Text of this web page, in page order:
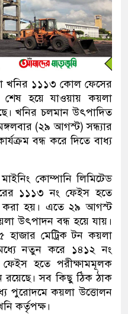
খনির ১১১৩ কোল ফেসের
হয়ে যাওয়ায় কয়লা
খনির চলমান উৎপাদিত
(২৯ আগস্ট) সন্ধ্যার
বন্ধ করে দিতে বাধ্য
কোম্পানি লিমিটেড
১১১৩ নং ফেইস হতে
করা হয়। এতে ২৯ আগস্ট
উৎপাদন বন্ধ হয়ে যায়।
মেট্রিক টন কয়লা
নতুন করে ১৪১২ নং
ফেইস হতে পরীক্ষামমূলক
সব কিছু ঠিক ঠাক
পুরোদমে কয়লা উত্তোলন
কর্তৃপক্ষ।